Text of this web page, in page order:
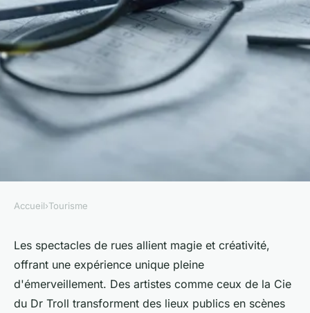
Magie et créativité : explorez
les spectacles de rues
Théo• 19 décembre 2024•4 min de lecture
Accueil›Tourisme
Les spectacles de rues allient magie et créativité,
offrant une expérience unique pleine
d'émerveillement. Des artistes comme ceux de la Cie
du Dr Troll transforment des lieux publics en scènes